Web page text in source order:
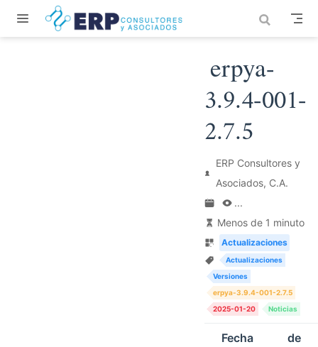
Saltar al contenido principal
erpya-
3.9.4-001-
2.7.5
ERP Consultores y
Asociados, C.A.
...
Menos de 1 minuto
Actualizaciones
Actualizaciones
Versiones
erpya-3.9.4-001-2.7.5
2025-01-20
Noticias
Fecha de